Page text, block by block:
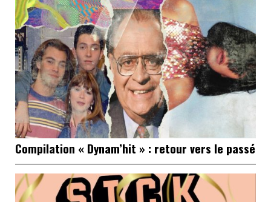
Compilation « Dynam’hit » : retour vers le passé